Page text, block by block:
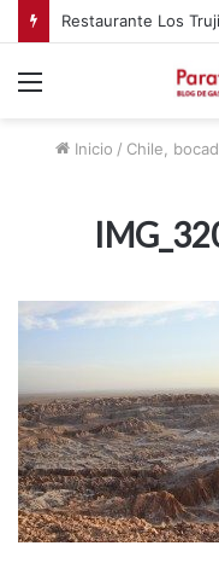
Restaurante Los
Inicio / Chile,